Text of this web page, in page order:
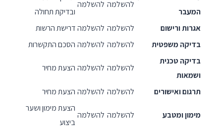
המעבר
להשלמה להשלמה
ובדיקת תחולה
אגרות ורישום
להשלמה להשלמהדרישת הרשות
בדיקה משפטית
להשלמה להשלמה הסכם התקשרות
בדיקה טכנית
ושמאות
להשלמה להשלמה הצעת מחיר
תרגום ואישורים להשלמה להשלמה הצעת מחיר
מימון ומטבע להשלמה להשלמה
הצעת מימון ושער
ביצוע